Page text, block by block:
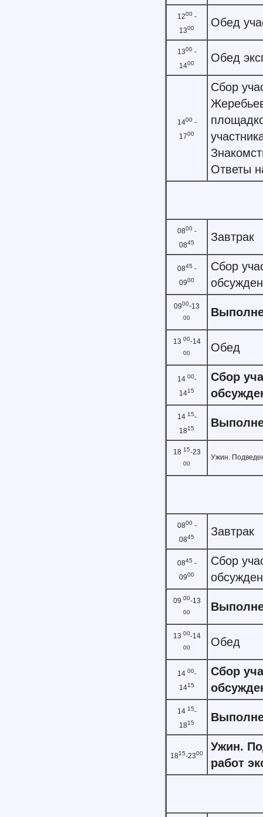
1200-
1300 Обед
1300-
1400 Обед
1400-
1700
Сбор
Ответы
0800-
0845 Завтрак
0845 -
0900
Сбор
0900-13
00
13 00-14
00 Обед
14 00-
1415
Сбор
14 15-
1815
18 15-23
00
Ужин.
0800-
0845 Завтрак
0845 -
0900
Сбор
09 00-13
00
13 00-14
00 Обед
14 00-
1415
Сбор
14 15-
1815
1815-2300
Ужин.
работ